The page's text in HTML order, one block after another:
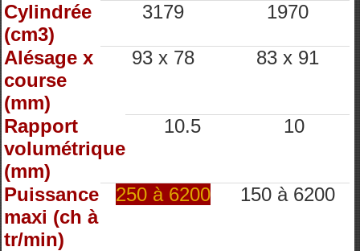
Cylindrée
(cm3)
3179 1970
Alésage x
course
(mm)
93 x 78 83 x 91
Rapport
volumétrique
(mm)
10.5 10
Puissance
maxi (ch à
tr/min)
250 à 6200 150 à 6200